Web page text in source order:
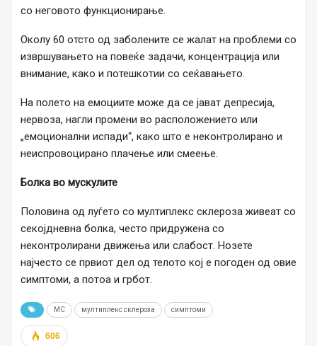
со неговото функционирање.
Околу 60 отсто од заболените се жалат на проблеми со
извршувањето на повеќе задачи, концентрација или
внимание, како и потешкотии со сеќавањето.
На полето на емоциите може да се јават депресија,
нервоза, нагли промени во расположението или
„емоционални испади“, како што е неконтролирано и
неиспровоцирано плачење или смеење.
Болка во мускулите
Половина од луѓето со мултиплекс склероза живеат со
секојдневна болка, често придружена со
неконтролирани движења или слабост. Нозете
најчесто се првиот дел од телото кој е погоден од овие
симптоми, а потоа и грбот.
МС мултиплекс склероза симптоми
606